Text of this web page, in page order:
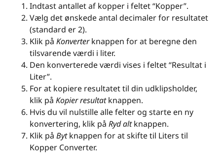
Indtast antallet af kopper i feltet “Kopper”.
Vælg det ønskede antal decimaler for resultatet
(standard er 2).
Klik på Konverterknappen for at beregne den
tilsvarende værdi i liter.
Den konverterede værdi vises i feltet “Resultat i
Liter”.
For at kopiere resultatet til din udklipsholder,
klik på Kopier resultatknappen.
Hvis du vil nulstille alle felter og starte en ny
konvertering, klik på Ryd altknappen.
Klik på Bytknappen for at skifte til Liters til
Kopper Converter.